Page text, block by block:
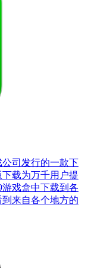
公司发行的一款下
载为万千用户提
戏盒中下载到各
来自各个地方的